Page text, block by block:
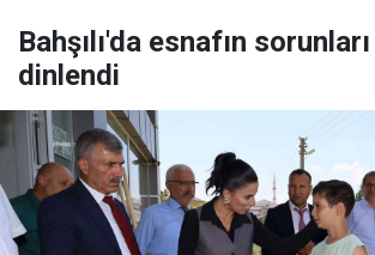
Bahşılı'da esnafın
dinlendi